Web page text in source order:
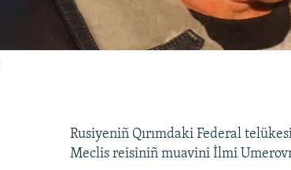
Rusiyeniñ Qırımdaki Federal
Meclis reisiniñ muavini İlmi